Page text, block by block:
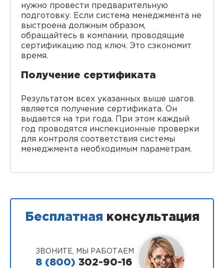
нужно провести предварительную
подготовку. Если система менеджмента не
выстроена должным образом,
обращайтесь в компании, проводящие
сертификацию под ключ. Это сэкономит
время.
Получение сертификата
Результатом всех указанных выше шагов
является получение сертификата. Он
выдается на три года. При этом каждый
год проводятся инспекционные проверки
для контроля соответствия системы
менеджмента необходимым параметрам.
Бесплатная консультация
ЗВОНИТЕ, МЫ РАБОТАЕМ
8 (800) 302-90-16